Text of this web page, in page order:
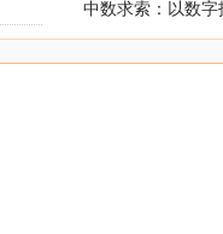
中数求索：以数